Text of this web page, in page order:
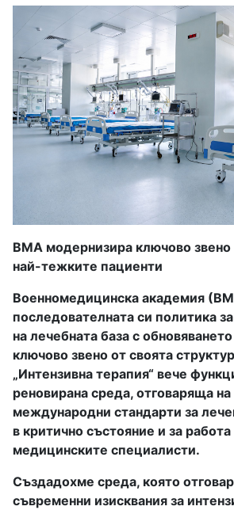
ВМА модернизира ключово звено
най-тежките пациенти
Военномедицинска академия
последователната си политика
на лечебната база с
ключово звено от своята
„Интензивна терапия“ вече
реновирана среда, отговаряща
международни стандарти за
в критично състояние и за работа
медицинските специалисти.
Създадохме среда, която
съвременни изисквания за